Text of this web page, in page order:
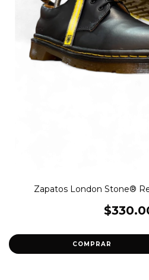
Zapatos London Stone®
COMPRAR